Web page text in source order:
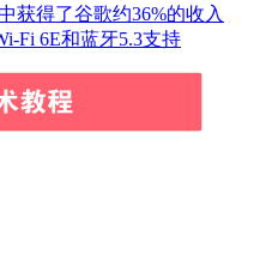
获得了谷歌约36%的收入
Fi 6E和蓝牙5.3支持